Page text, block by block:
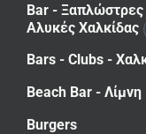
Bar - Ξαπλώστρες
Αλυκές Χαλκίδας
Bars - Clubs -
Beach Bar - Λίμνη
Burgers